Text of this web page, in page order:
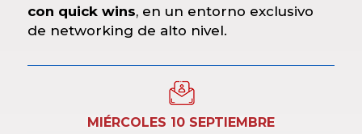
con quick wins, en un entorno exclusivo
de networking de alto nivel.
MIÉRCOLES 10 SEPTIEMBRE